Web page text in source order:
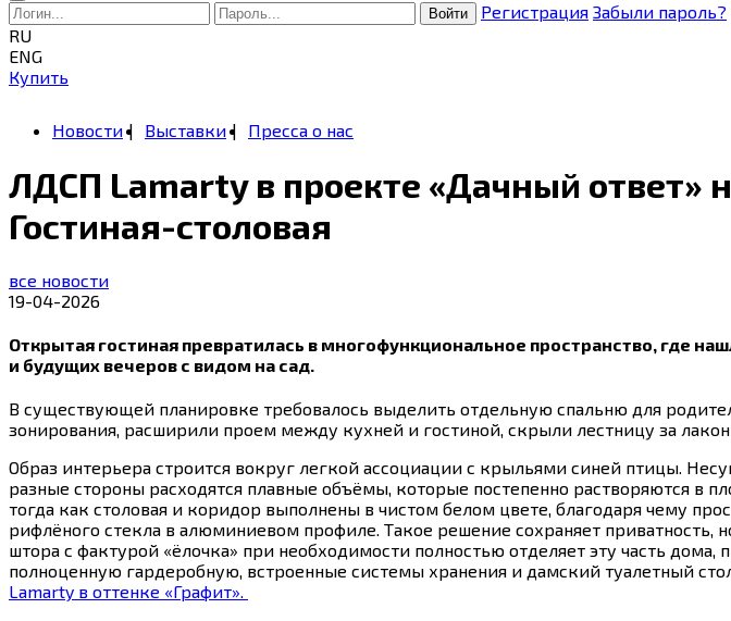
Войти Регистрация Забыли пароль?
RU
ENG
Купить
Новости Выставки Пресса о нас
ЛДСП Lamarty в проекте «Дачный ответ»
Гостиная-столовая
все новости
19-04-2026
Открытая гостиная превратилась в многофункциональное пространство, где
и будущих вечеров с видом на сад.
В существующей планировке требовалось выделить отдельную спальню для
зонирования, расширили проем между кухней и гостиной, скрыли лестницу за
Образ интерьера строится вокруг легкой ассоциации с крыльями синей птицы.
разные стороны расходятся плавные объёмы, которые постепенно растворяются в
тогда как столовая и коридор выполнены в чистом белом цвете, благодаря чему
рифлёного стекла в алюминиевом профиле. Такое решение сохраняет
штора с фактурой «ёлочка» при необходимости полностью отделяет эту часть
полноценную гардеробную, встроенные системы хранения и дамский туалетный
Lamarty в оттенке «Графит».